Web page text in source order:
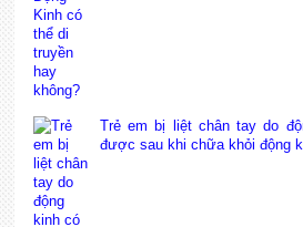
Trẻ em bị liệt chân tay do
được sau khi chữa khỏi động